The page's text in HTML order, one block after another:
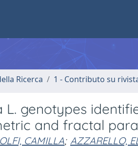
Ricerca 1 - Contributo su
L. genotypes
and fractal
CAMILLA; AZZARELLO,